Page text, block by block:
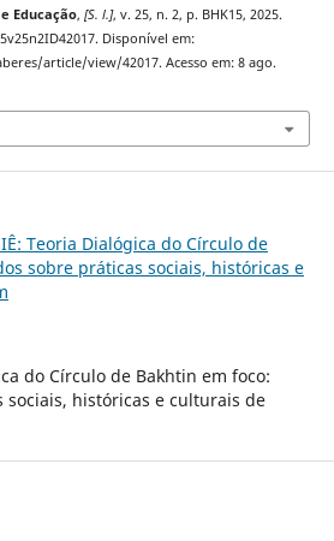
Educação, [S. l.], v. 25, n. 2, p. BHK15, 2025.
Disponível em:
article/view/42017. Acesso em: 8 ago.
Teoria Dialógica do Círculo de
sobre práticas sociais, históricas e
do Círculo de Bakhtin em foco:
sociais, históricas e culturais de